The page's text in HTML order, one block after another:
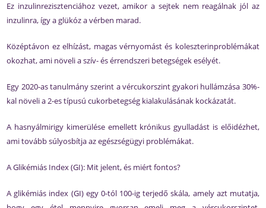
Ez inzulinrezisztenciához vezet, amikor a sejtek nem reagálnak jól az
inzulinra, így a glükóz a vérben marad.
Középtávon ez elhízást, magas vérnyomást és koleszterinproblémákat
okozhat, ami növeli a szív- és érrendszeri betegségek esélyét.
Egy 2020-as tanulmány szerint a vércukorszint gyakori hullámzása 30%-
kal növeli a 2-es típusú cukorbetegség kialakulásának kockázatát.
A hasnyálmirigy kimerülése emellett krónikus gyulladást is előidézhet,
ami tovább súlyosbítja az egészségügyi problémákat.
A Glikémiás Index (GI): Mit jelent, és miért fontos?
A glikémiás index (GI) egy 0-tól 100-ig terjedő skála, amely azt mutatja,